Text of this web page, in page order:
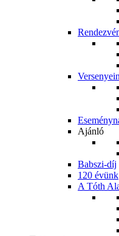
Ajánló
Babszi-díj
120 évünk
A Tóth